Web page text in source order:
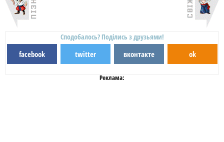
Сподобалось? Поділись з друзьями!
facebook twitter вконтакте ok
Реклама: